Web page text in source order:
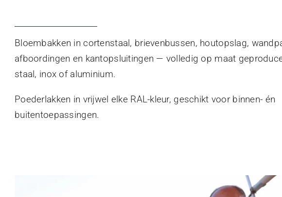
Bloembakken in cortenstaal, brievenbussen, houtopslag,
afboordingen en kantopsluitingen — volledig op maat
staal, inox of aluminium.
Poederlakken in vrijwel elke RAL-kleur, geschikt voor binnen- én
buitentoepassingen.